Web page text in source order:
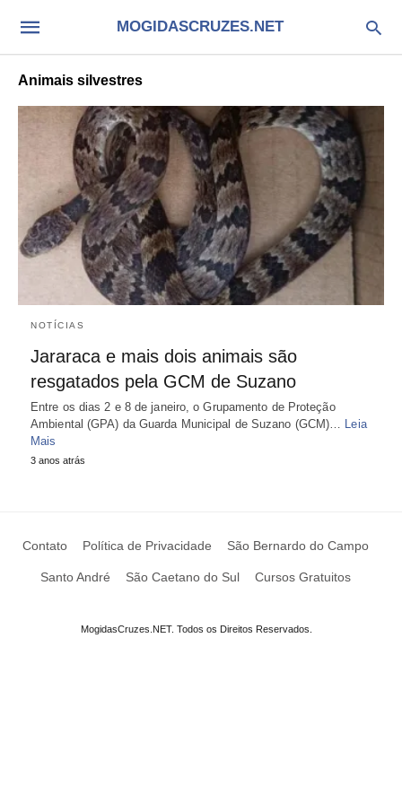
MOGIDASCRUZES.NET
Animais silvestres
NOTÍCIAS
Jararaca e mais dois animais são
resgatados pela GCM de Suzano
Entre os dias 2 e 8 de janeiro, o Grupamento de Proteção
Ambiental (GPA) da Guarda Municipal de Suzano (GCM)… Leia
Mais
3 anos atrás
Contato Política de Privacidade São Bernardo do Campo
Santo André São Caetano do Sul Cursos Gratuitos
MogidasCruzes.NET. Todos os Direitos Reservados.